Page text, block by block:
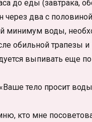
до еды (завтрака,
через два с
минимум воды,
обильной трапезы
выпивать еще по
тело просит
кто мне